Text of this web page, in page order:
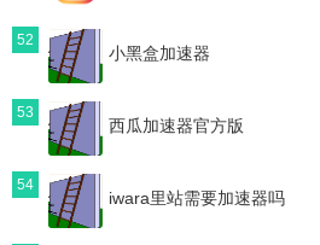
52
小黑盒加速器
53
西瓜加速器官方版
54
iwara里站需要加速器吗